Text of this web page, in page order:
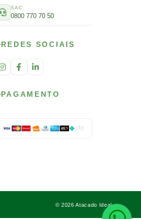
SAC
0800 770 70 50
REDES SOCIAIS
PAGAMENTO
© 2026 Atacado Ideal